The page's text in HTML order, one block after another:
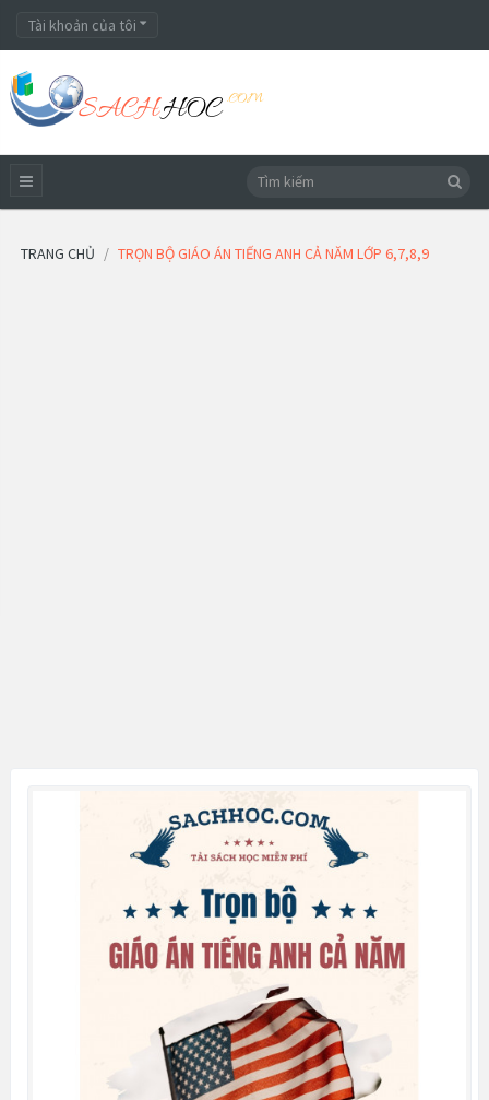
Tài khoản của tôi
TRANG CHỦ TRỌN BỘ GIÁO ÁN TIẾNG ANH CẢ NĂM LỚP 6,7,8,9